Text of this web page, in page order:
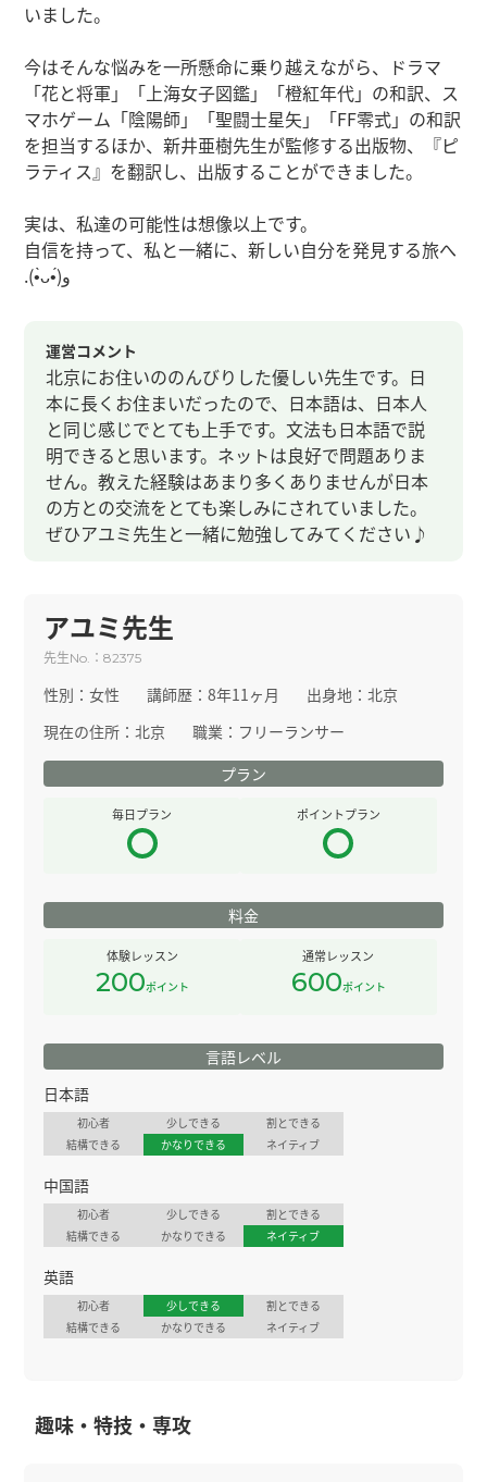
いました。
今はそんな悩みを一所懸命に乗り越えながら、ドラマ
「花と将軍」「上海女子図鑑」「橙紅年代」の和訳、ス
マホゲーム「陰陽師」「聖闘士星矢」「FF零式」の和訳
を担当するほか、新井亜樹先生が監修する出版物、『ピ
ラティス』を翻訳し、出版することができました。
実は、私達の可能性は想像以上です。
自信を持って、私と一緒に、新しい自分を発見する旅へ
.(•̀ᴗ•́)و
運営コメント
北京にお住いののんびりした優しい先生です。日
本に長くお住まいだったので、日本語は、日本人
と同じ感じでとても上手です。文法も日本語で説
明できると思います。ネットは良好で問題ありま
せん。教えた経験はあまり多くありませんが日本
の方との交流をとても楽しみにされていました。
ぜひアユミ先生と一緒に勉強してみてください♪
アユミ先生
先生No. ：82375
性別：女性 講師歴：8年11ヶ月 出身地：北京
現在の住所：北京 職業： フリーランサー
プラン
毎日プラン ポイントプラン
料金
体験レッスン
200ポイント
通常レッスン
600ポイント
言語レベル
日本語
初心者 少しできる
割とできる
結構できる
かなりできる ネイティブ
中国語
初心者 少しできる
割とできる
結構できる
かなりできる ネイティブ
英語
初心者 少しできる
割とできる
結構できる
かなりできる ネイティブ
趣味・特技・専攻